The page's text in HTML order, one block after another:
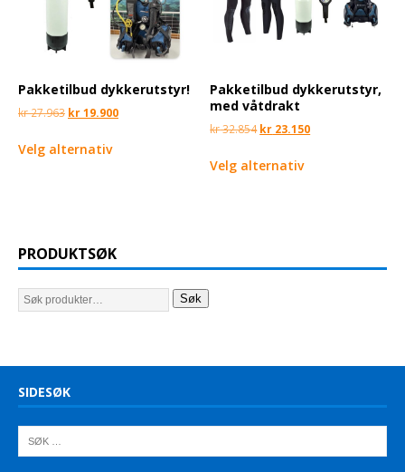
Pakketilbud dykkerutstyr!
kr27.963 kr19.900
Velg alternativ
Pakketilbud dykkerutstyr,
med våtdrakt
kr32.854 kr 23.150
Velg alternativ
PRODUKTSØK
Søk
SIDESØK